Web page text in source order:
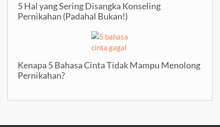
5 Hal yang Sering Disangka Konseling
Pernikahan (Padahal Bukan!)
Kenapa 5 Bahasa Cinta Tidak Mampu Menolong
Pernikahan?